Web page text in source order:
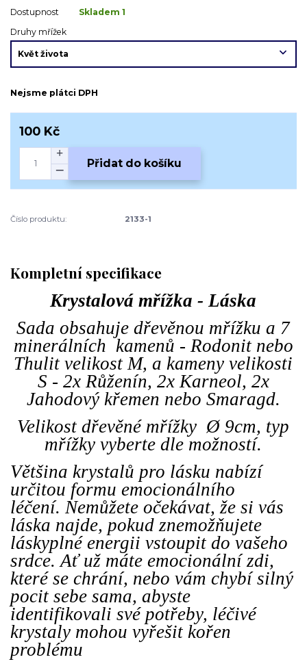
Dostupnost
Skladem 1
Druhy mřížek
Nejsme plátci DPH
100 Kč
Přidat do košíku
Číslo produktu: 2133-1
Kompletní specifikace
Krystalová mřížka - Láska
Sada obsahuje dřevěnou mřížku a 7
minerálních kamenů - Rodonit nebo
Thulit velikost M, a kameny velikosti
S - 2x Růženín, 2x Karneol, 2x
Jahodový křemen nebo Smaragd.
Velikost dřevěné mřížky Ø 9cm, typ
mřížky vyberte dle možností.
Většina krystalů pro lásku nabízí
určitou formu emocionálního
léčení. Nemůžete očekávat, že si vás
láska najde, pokud znemožňujete
láskyplné energii vstoupit do vašeho
srdce. Ať už máte emocionální zdi,
které se chrání, nebo vám chybí silný
pocit sebe sama, abyste
identifikovali své potřeby, léčivé
krystaly mohou vyřešit kořen
problému